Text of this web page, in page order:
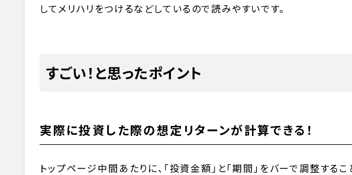
してメリハリをつけるなどしているので読みやすいです。
すごい！と思ったポイント
実際に投資した際の想定リターンが計算できる！
トップページ中間あたりに、「投資金額」と「期間」をバーで調整する